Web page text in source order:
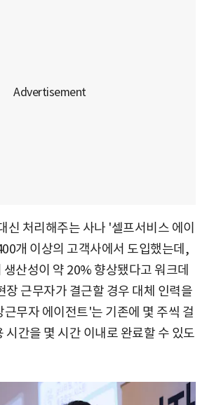
신 처리해주는 사나 '셀프서비스 에이
개 이상의 고객사에서 도입했는데,
산성이 약 20% 향상됐다고 워크데
장 근무자가 결근할 경우 대체 인력을
무자 에이전트'는 기존에 몇 주씩 걸
시간을 몇 시간 이내로 완료할 수 있도